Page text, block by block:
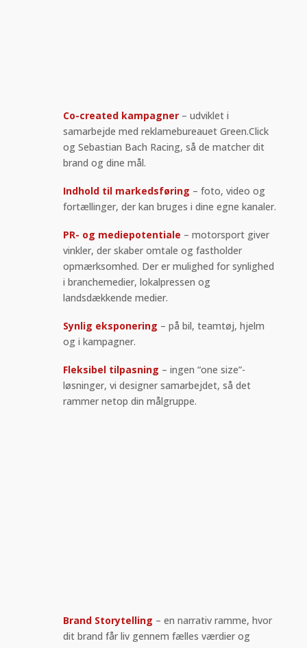
Co-created kampagner – udviklet i
samarbejde med reklamebureauet Green.Click
og Sebastian Bach Racing, så de matcher dit
brand og dine mål.
Indhold til markedsføring – foto, video og
fortællinger, der kan bruges i dine egne kanaler.
PR- og mediepotentiale – motorsport giver
vinkler, der skaber omtale og fastholder
opmærksomhed. Der er mulighed for synlighed
i branchemedier, lokalpressen og
landsdækkende medier.
Synlig eksponering – på bil, teamtøj, hjelm
og i kampagner.
Fleksibel tilpasning – ingen “one size”-
løsninger, vi designer samarbejdet, så det
rammer netop din målgruppe.
Brand Storytelling – en narrativ ramme, hvor
dit brand får liv gennem fælles værdier og